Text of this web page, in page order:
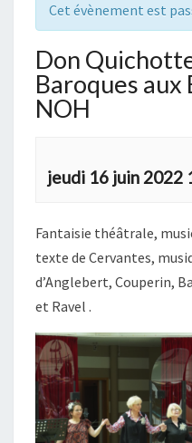
Cet évènement est
Don
Baroques aux
NOH
jeudi 16 juin 2022
Fantaisie théâtrale,
texte de Cervantes,
d’Anglebert, Couperin,
et Ravel .